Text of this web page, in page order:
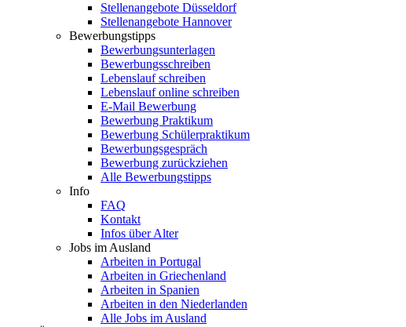
Stellenangebote Düsseldorf
Stellenangebote Hannover
Bewerbungstipps
Bewerbungsunterlagen
Bewerbungsschreiben
Lebenslauf schreiben
Lebenslauf online schreiben
E-Mail Bewerbung
Bewerbung Praktikum
Bewerbung Schülerpraktikum
Bewerbungsgespräch
Bewerbung zurückziehen
Alle Bewerbungstipps
Info
FAQ
Kontakt
Infos über Alter
Jobs im Ausland
Arbeiten in Portugal
Arbeiten in Griechenland
Arbeiten in Spanien
Arbeiten in den Niederlanden
Alle Jobs im Ausland